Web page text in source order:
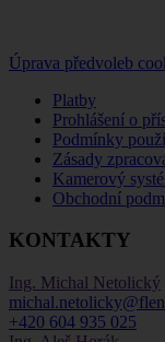
Úprava předvoleb
Platby
Prohlášení o
Podmínky
Zásady
Kamerový
Obchodní
KONTAKTY
Ing. Michal Netolický
+420 604 935 025